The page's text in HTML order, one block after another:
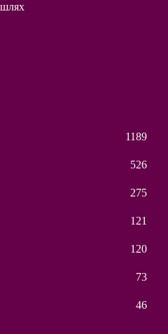
1189
526
275
121
120
73
46